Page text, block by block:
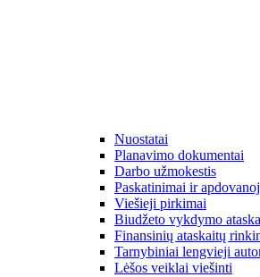
Nuostatai
Planavimo dokumentai
Darbo užmokestis
Paskatinimai ir
Viešieji pirkimai
Biudžeto vykdymo
Finansinių ataskaitų
Tarnybiniai lengvieji
Lėšos veiklai viešinti